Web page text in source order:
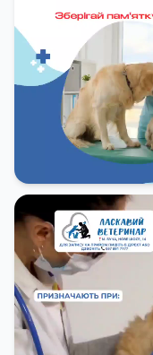
ветеринара за
Даруємо знижку
телеграм
Біохімічний
1000 грн
-
Дослідження
200 грн
-